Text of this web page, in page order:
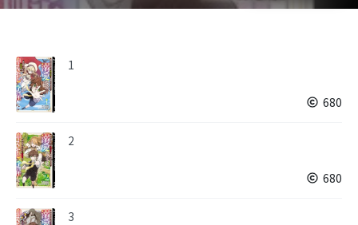
1
680
2
680
3